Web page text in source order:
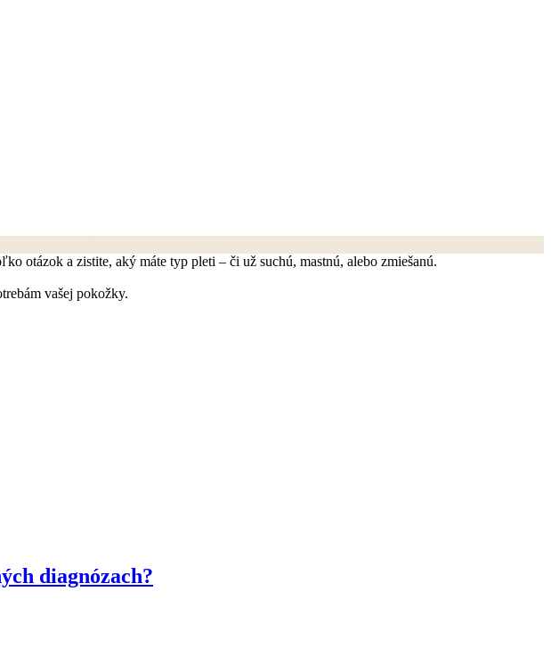
otázok a zistite, aký máte typ pleti – či už suchú, mastnú, alebo zmiešanú.
vašej pokožky.
diagnózach?